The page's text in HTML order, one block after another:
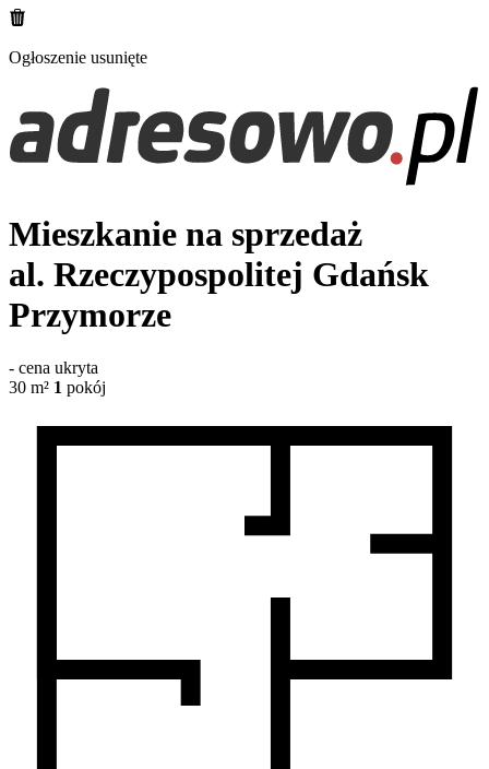
Ogłoszenie usunięte
Mieszkanie na sprzedaż
al. Rzeczypospolitej Gdańsk
Przymorze
- cena ukryta
30 m² 1 pokój